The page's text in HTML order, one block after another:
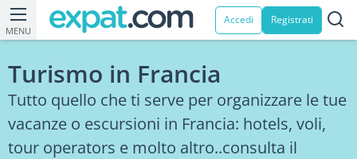
MENU
Accedi Registrati
Turismo in Francia
Tutto quello che ti serve per organizzare le tue
vacanze o escursioni in Francia: hotels, voli,
tour operators e molto altro..consulta il